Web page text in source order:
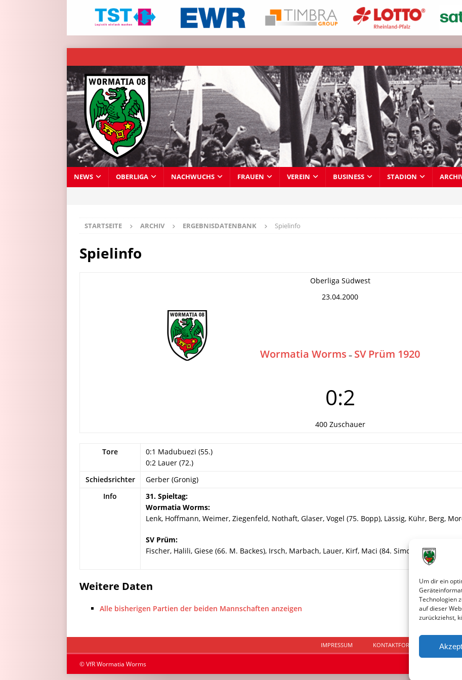
Um dir ein
Technologien
auf dieser
zurückziehst,
NEWS OBERLIGA NACHWUCHS FRAUEN VEREIN BUSINESS STADION
STARTSEITE ARCHIV ERGEBNISDATENBANK Spielinfo
Spielinfo
Oberliga Südwest
23.04.2000
Wormatia Worms – SV Prüm 1920
0:2
400 Zuschauer
Tore
0:1 Madubuezi (55.)
0:2 Lauer (72.)
Schiedsrichter
Gerber (Gronig)
Info
31. Spieltag:
Wormatia Worms:
Lenk, Hoffmann, Weimer, Ziegenfeld, Nothaft, Glaser, Vogel (75. Bopp), Lässig, Kühr, Berg,
SV Prüm:
Fischer, Halili, Giese (66. M. Backes), Irsch, Marbach, Lauer, Kirf, Maci (84. Simon), Xhakoli, V.
Weitere Daten
Alle bisherigen Partien der beiden Mannschaften anzeigen
IMPRESSUM KONTAKTFORMULAR
© VfR Wormatia Worms